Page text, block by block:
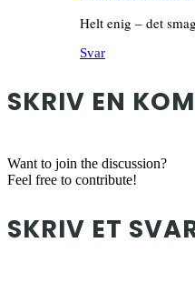
Helt enig – det
Svar
SKRIV EN
Want to join the discussion?
Feel free to contribute!
SKRIV ET